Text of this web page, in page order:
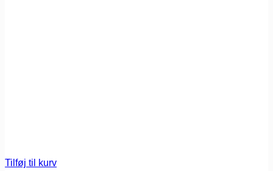
Tilføj til kurv